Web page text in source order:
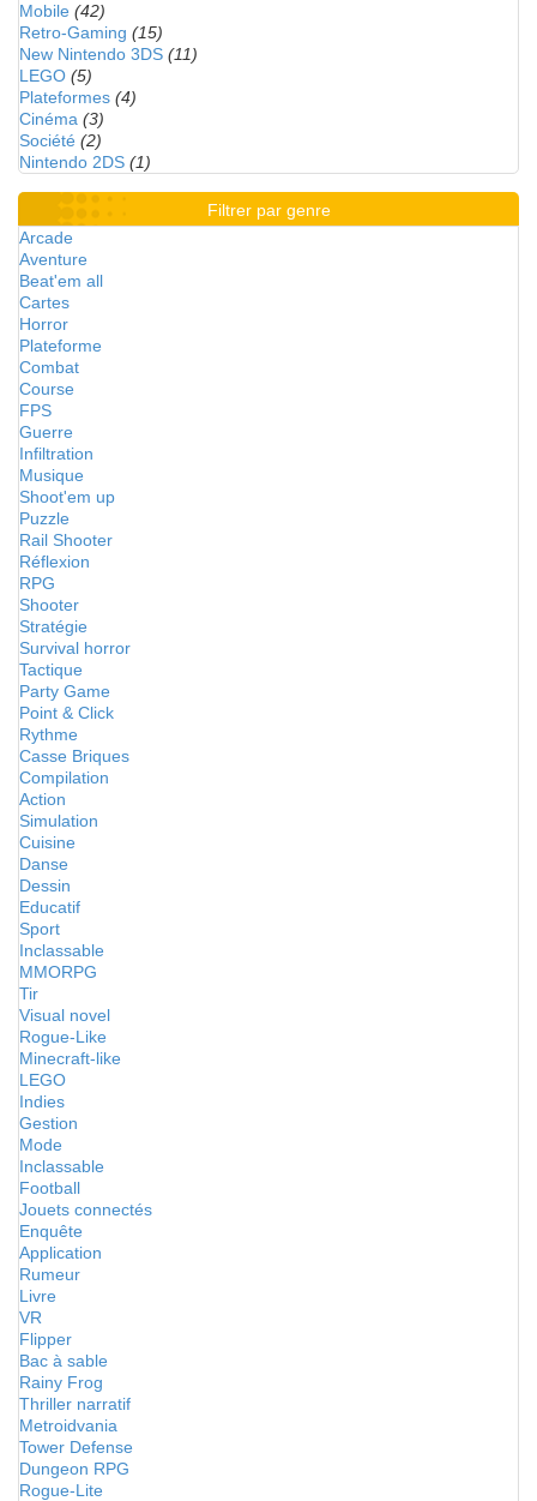
Mobile (42)
Retro-Gaming (15)
New Nintendo 3DS (11)
LEGO (5)
Plateformes (4)
Cinéma (3)
Société (2)
Nintendo 2DS (1)
Filtrer par genre
Arcade
Aventure
Beat'em all
Cartes
Horror
Plateforme
Combat
Course
FPS
Guerre
Infiltration
Musique
Shoot'em up
Puzzle
Rail Shooter
Réflexion
RPG
Shooter
Stratégie
Survival horror
Tactique
Party Game
Point & Click
Rythme
Casse Briques
Compilation
Action
Simulation
Cuisine
Danse
Dessin
Educatif
Sport
Inclassable
MMORPG
Tir
Visual novel
Rogue-Like
Minecraft-like
LEGO
Indies
Gestion
Mode
Inclassable
Football
Jouets connectés
Enquête
Application
Rumeur
Livre
VR
Flipper
Bac à sable
Rainy Frog
Thriller narratif
Metroidvania
Tower Defense
Dungeon RPG
Rogue-Lite